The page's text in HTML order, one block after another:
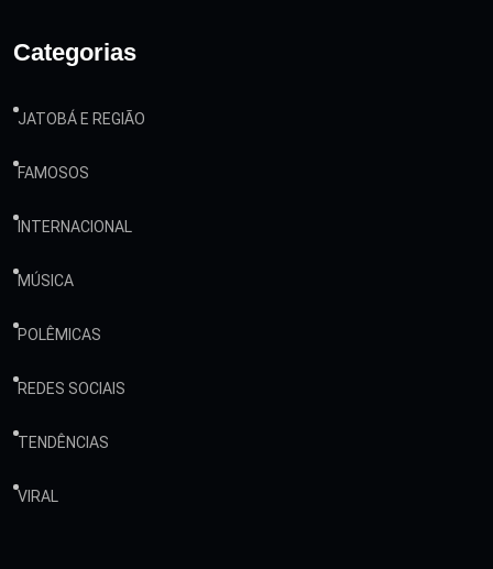
Categorias
JATOBÁ E REGIÃO
FAMOSOS
INTERNACIONAL
MÚSICA
POLÊMICAS
REDES SOCIAIS
TENDÊNCIAS
VIRAL